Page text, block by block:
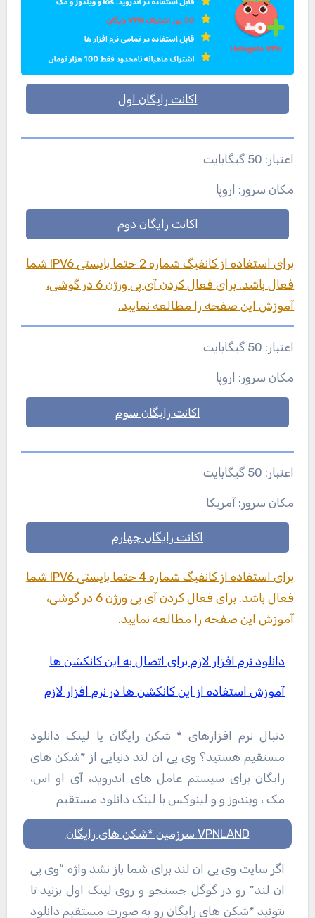
اکانت رایگان اول
اعتبار: 50 گیگابایت
مکان سرور: اروپا
اکانت رایگان دوم
برای استفاده از کانفیگ شماره 2 حتما بایستی IPV6 شما
فعال باشد. برای فعال کردن آی پی ورژن 6 در گوشی،
آموزش این صفحه را مطالعه نمایید.
اعتبار: 50 گیگابایت
مکان سرور: اروپا
اکانت رایگان سوم
اعتبار: 50 گیگابایت
مکان سرور: آمریکا
اکانت رایگان چهارم
برای استفاده از کانفیگ شماره 4 حتما بایستی IPV6 شما
فعال باشد. برای فعال کردن آی پی ورژن 6 در گوشی،
آموزش این صفحه را مطالعه نمایید.
دانلود نرم افزار لازم برای اتصال به این کانکشن ها
آموزش استفاده از این کانکشن ها در نرم افزار لازم
دنبال نرم افزارهای * شکن رایگان یا لینک دانلود
مستقیم هستید؟ وی پی ان لند دنیایی از *شکن های
رایگان برای سیستم عامل های اندروید، آی او اس،
مک ، ویندوز و و لینوکس با لینک دانلود مستقیم
VPNLAND سرزمین *شکن های رایگان
اگر سایت وی پی ان لند برای شما باز نشد واژه “وی پی
ان لند” رو در گوگل جستجو و روی لینک اول بزنید تا
بتونید *شکن های رایگان رو به صورت مستقیم دانلود